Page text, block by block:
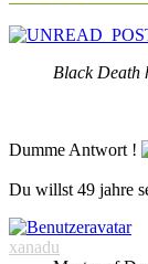
Black Death
Dumme Antwort !
Du willst 49 jahre
xanadu